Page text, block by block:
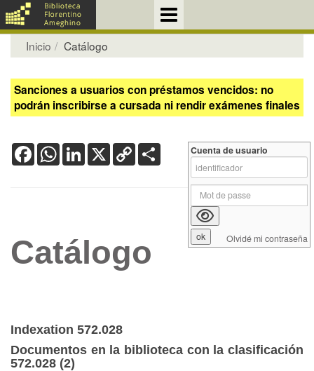
Inicio Catálogo
Sanciones a usuarios con préstamos vencidos: no
podrán inscribirse a cursada ni rendir exámenes finales
FacebookWhatsApp
LinkedIn
X Copy
Link
Catálogo
Indexation 572.028
Documentos en la biblioteca con la clasificación
572.028 (2)
Cuenta de usuario
Olvidé mi contraseña